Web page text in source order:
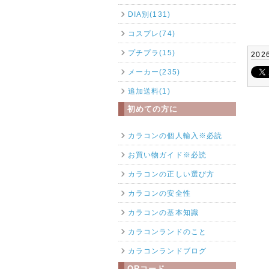
DIA別(131)
コスプレ(74)
プチプラ(15)
メーカー(235)
追加送料(1)
初めての方に
カラコンの個人輸入※必読
お買い物ガイド※必読
カラコンの正しい選び方
カラコンの安全性
カラコンの基本知識
カラコンランドのこと
カラコンランドブログ